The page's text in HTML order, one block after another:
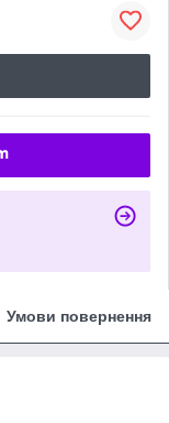
Умови повернення